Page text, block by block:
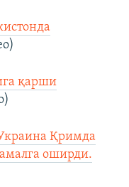
қарши
Қримда
оширди.